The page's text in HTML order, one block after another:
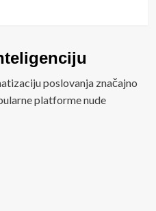
poslovanja značajno
platforme nude